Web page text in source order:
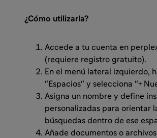
¿Cómo utilizarla?
Accede a tu cuenta en
(requiere registro gratuito).
En el menú lateral izquierdo,
"Espacios" y selecciona "+
Asigna un nombre y define
personalizadas para orientar
búsquedas dentro de ese
Añade documentos o